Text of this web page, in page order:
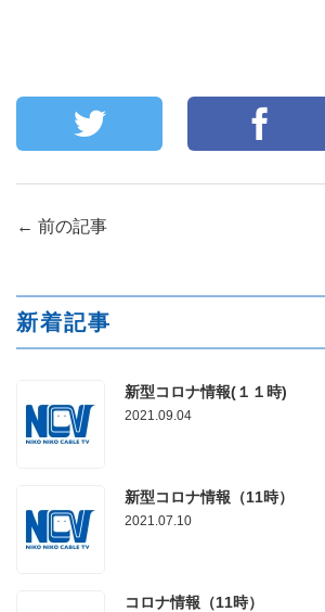
← 前の記事
新着記事
新型コロナ情報(１１時)
2021.09.04
新型コロナ情報（11時）
2021.07.10
コロナ情報（11時）